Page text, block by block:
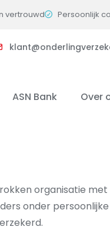
vertrouwd Persoonlijk
ASN Bank Over
organisatie
onder